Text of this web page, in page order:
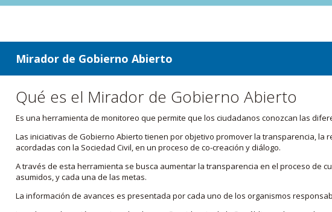
ir a contenido
ir al menú
Mirador de Gobierno Abierto
Qué es el Mirador de Gobierno Abierto
Es una herramienta de monitoreo que permite que los ciudadanos conozcan las
Las iniciativas de Gobierno Abierto tienen por objetivo promover la transparencia, la
acordadas con la Sociedad Civil, en un proceso de co-creación y diálogo.
A través de esta herramienta se busca aumentar la transparencia en el proceso de
asumidos, y cada una de las metas.
La información de avances es presentada por cada uno de los organismos